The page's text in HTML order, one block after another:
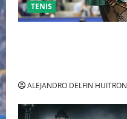
TENIS
ALEJANDRO DELFIN HUITRON